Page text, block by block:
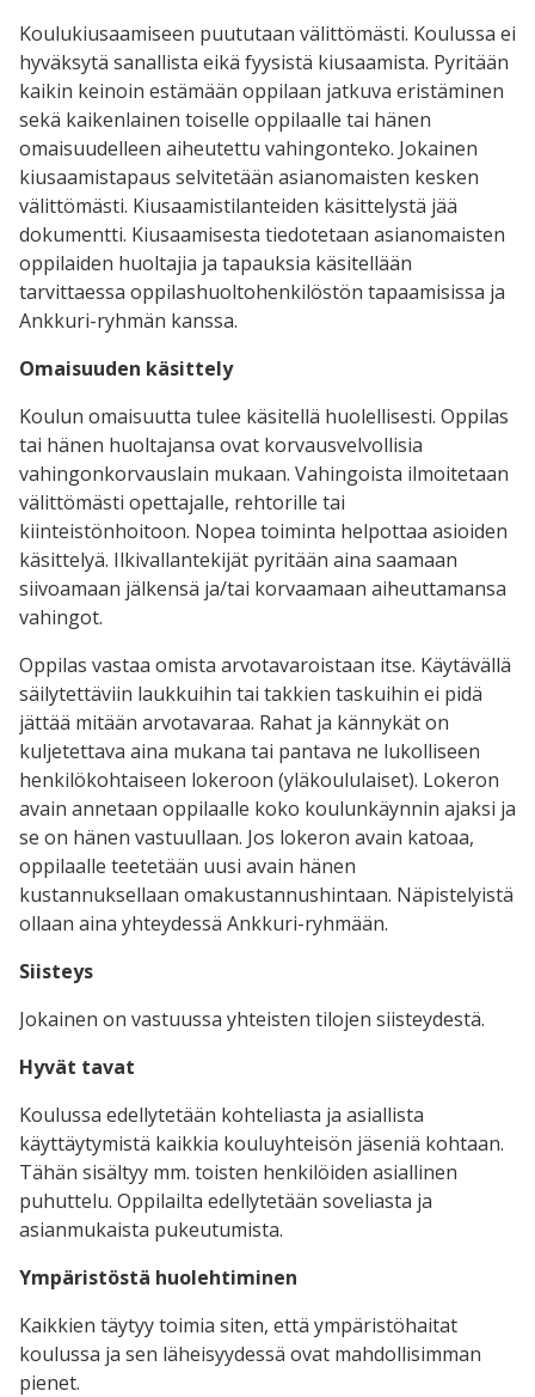
Koulukiusaamiseen puututaan välittömästi. Koulussa ei
hyväksytä sanallista eikä fyysistä kiusaamista. Pyritään
kaikin keinoin estämään oppilaan jatkuva eristäminen
sekä kaikenlainen toiselle oppilaalle tai hänen
omaisuudelleen aiheutettu vahingonteko. Jokainen
kiusaamistapaus selvitetään asianomaisten kesken
välittömästi. Kiusaamistilanteiden käsittelystä jää
dokumentti. Kiusaamisesta tiedotetaan asianomaisten
oppilaiden huoltajia ja tapauksia käsitellään
tarvittaessa oppilashuoltohenkilöstön tapaamisissa ja
Ankkuri-ryhmän kanssa.
Omaisuuden käsittely
Koulun omaisuutta tulee käsitellä huolellisesti. Oppilas
tai hänen huoltajansa ovat korvausvelvollisia
vahingonkorvauslain mukaan. Vahingoista ilmoitetaan
välittömästi opettajalle, rehtorille tai
kiinteistönhoitoon. Nopea toiminta helpottaa asioiden
käsittelyä. Ilkivallantekijät pyritään aina saamaan
siivoamaan jälkensä ja/tai korvaamaan aiheuttamansa
vahingot.
Oppilas vastaa omista arvotavaroistaan itse. Käytävällä
säilytettäviin laukkuihin tai takkien taskuihin ei pidä
jättää mitään arvotavaraa. Rahat ja kännykät on
kuljetettava aina mukana tai pantava ne lukolliseen
henkilökohtaiseen lokeroon (yläkoululaiset). Lokeron
avain annetaan oppilaalle koko koulunkäynnin ajaksi ja
se on hänen vastuullaan. Jos lokeron avain katoaa,
oppilaalle teetetään uusi avain hänen
kustannuksellaan omakustannushintaan. Näpistelyistä
ollaan aina yhteydessä Ankkuri-ryhmään.
Siisteys
Jokainen on vastuussa yhteisten tilojen siisteydestä.
Hyvät tavat
Koulussa edellytetään kohteliasta ja asiallista
käyttäytymistä kaikkia kouluyhteisön jäseniä kohtaan.
Tähän sisältyy mm. toisten henkilöiden asiallinen
puhuttelu. Oppilailta edellytetään soveliasta ja
asianmukaista pukeutumista.
Ympäristöstä huolehtiminen
Kaikkien täytyy toimia siten, että ympäristöhaitat
koulussa ja sen läheisyydessä ovat mahdollisimman
pienet.